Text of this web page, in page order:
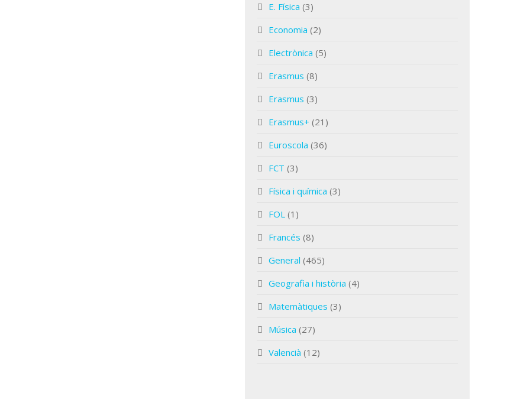
E. Física (3)
Economia (2)
Electrònica (5)
Erasmus (8)
Erasmus (3)
Erasmus+ (21)
Euroscola (36)
FCT (3)
Física i química (3)
FOL (1)
Francés (8)
General (465)
Geografia i història (4)
Matemàtiques (3)
Música (27)
Valencià (12)